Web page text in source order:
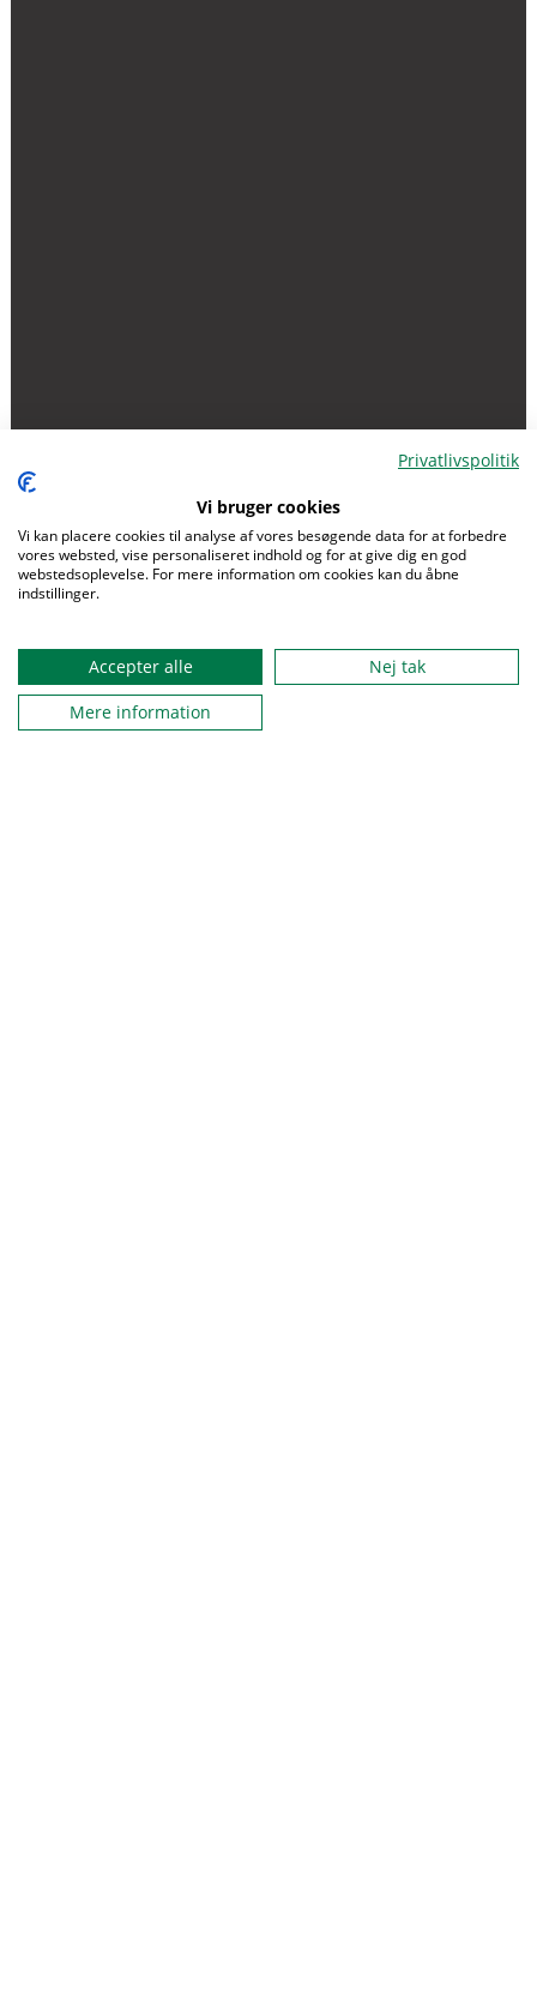
Menu
Privatlivspolitik
Vi bruger cookies
Vi kan placere cookies til analyse af vores besøgende data for at forbedre
vores websted, vise personaliseret indhold og for at give dig en god
webstedsoplevelse. For mere information om cookies kan du åbne
indstillinger.
Accepter alle
Nej tak
Mere information